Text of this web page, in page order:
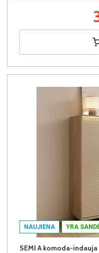
NAUJIENA YRA
SEMI A komoda-indauja